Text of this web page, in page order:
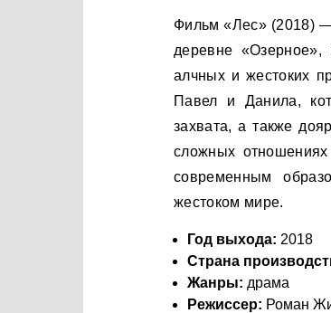
Фильм «Лес» (2018) — это драматическая история, которая происходит в северной
деревне «Озерное»,
алчных и жестоких
Павел и Данила,
захвата, а также
сложных
современным
жестоком мире.
Год выхода: 2018
Страна
Жанры: драма
Режиссер: Роман